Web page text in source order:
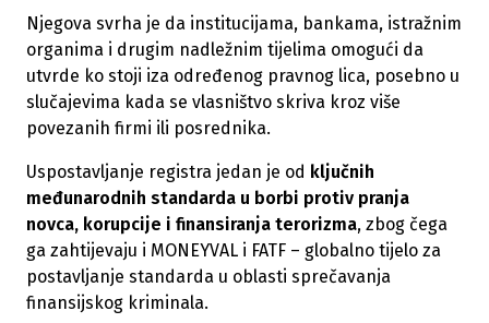
Njegova svrha je da institucijama, bankama, istražnim
organima i drugim nadležnim tijelima omogući da
utvrde ko stoji iza određenog pravnog lica, posebno u
slučajevima kada se vlasništvo skriva kroz više
povezanih firmi ili posrednika.
Uspostavljanje registra jedan je od ključnih
međunarodnih standarda u borbi protiv pranja
novca, korupcije i finansiranja terorizma, zbog čega
ga zahtijevaju i MONEYVAL i FATF – globalno tijelo za
postavljanje standarda u oblasti sprečavanja
finansijskog kriminala.